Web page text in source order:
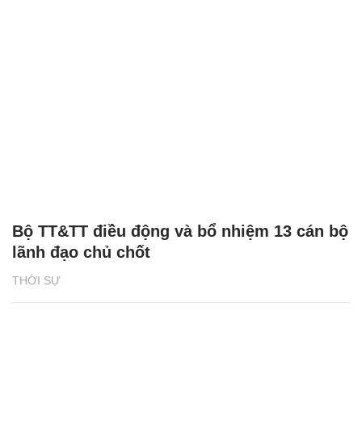
THỜI SỰ
Bộ TT&TT điều động và bổ nhiệm 13 cán bộ
lãnh đạo chủ chốt